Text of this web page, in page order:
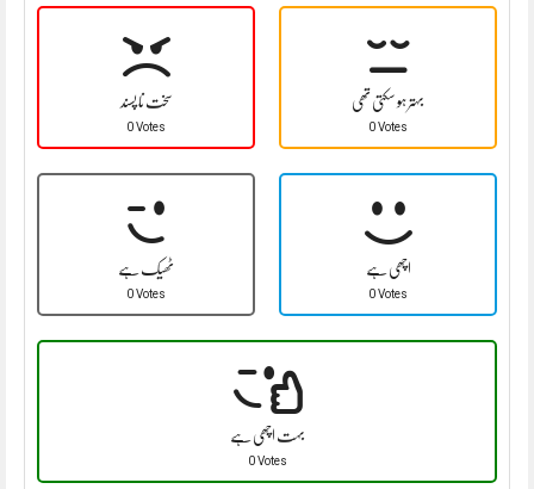
سخت نا پسند
0 Votes
بہتر ہو سکتی تھی
0 Votes
ٹھیک ہے
0 Votes
اچھی ہے
0 Votes
بہت اچھی ہے
0 Votes